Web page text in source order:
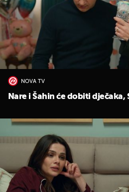
NOVA TV
Nare i Šahin će dobiti dječaka,